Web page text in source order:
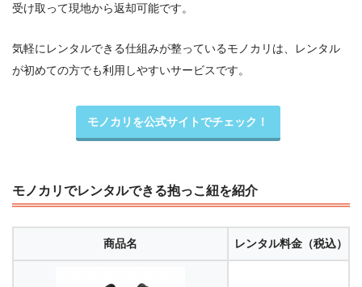
受け取って現地から返却可能です。
気軽にレンタルできる仕組みが整っているモノカリは、レンタル
が初めての方でも利用しやすいサービスです。
モノカリを公式サイトでチェック！
モノカリでレンタルできる抱っこ紐を紹介
商品名 レンタル料金 （税込）